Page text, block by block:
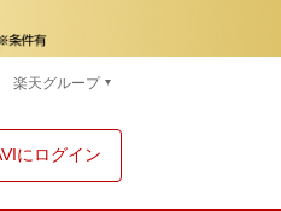
楽天グループ
にログイン